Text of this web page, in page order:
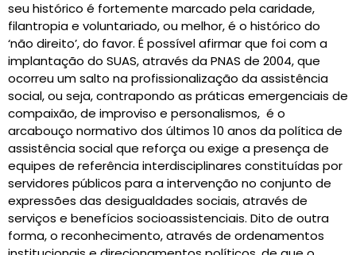
seu histórico é fortemente marcado pela caridade,
filantropia e voluntariado, ou melhor, é o histórico do
‘não direito’, do favor. É possível afirmar que foi com a
implantação do SUAS, através da PNAS de 2004, que
ocorreu um salto na profissionalização da assistência
social, ou seja, contrapondo as práticas emergenciais de
compaixão, de improviso e personalismos, é o
arcabouço normativo dos últimos 10 anos da política de
assistência social que reforça ou exige a presença de
equipes de referência interdisciplinares constituídas por
servidores públicos para a intervenção no conjunto de
expressões das desigualdades sociais, através de
serviços e benefícios socioassistenciais. Dito de outra
forma, o reconhecimento, através de ordenamentos